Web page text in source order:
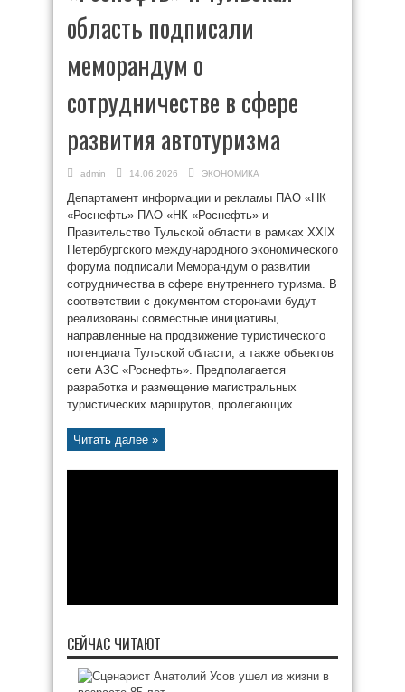
область подписали
меморандум о
сотрудничестве в сфере
развития автотуризма
admin 14.06.2026 ЭКОНОМИКА
Департамент информации и рекламы ПАО «НК
«Роснефть» ПАО «НК «Роснефть» и
Правительство Тульской области в рамках XXIX
Петербургского международного экономического
форума подписали Меморандум о развитии
сотрудничества в сфере внутреннего туризма. В
соответствии с документом сторонами будут
реализованы совместные инициативы,
направленные на продвижение туристического
потенциала Тульской области, а также объектов
сети АЗС «Роснефть». Предполагается
разработка и размещение магистральных
туристических маршрутов, пролегающих ...
Читать далее »
СЕЙЧАС ЧИТАЮТ